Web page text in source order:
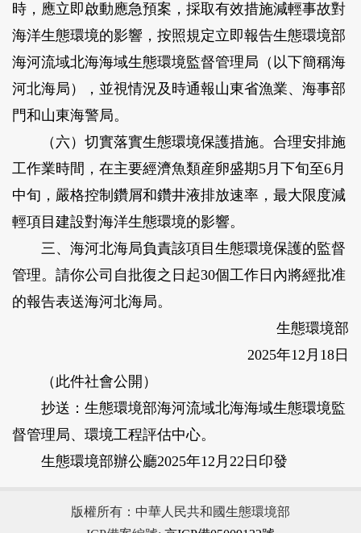
時，應立即啟動應急預案，採取有效措施減輕事故對
海洋生態環境的影響，按照規定立即報告生態環境部
海河流域北海海域生態環境監督管理局（以下簡稱海
河北海局），並視情況及時通報山東省漁業、海事部
門和山東海警局。
（六）切實落實生態環境保護措施。合理安排施
工作業時間，在主要經濟魚類産卵盛期5月下旬至6月
中旬，嚴格控制鑽屑和鑽井液排放速率，最大限度減
輕項目建設對海洋生態環境的影響。
三、海河北海局負責該項目生態環境保護的監督
管理。請你公司自批復之日起30個工作日內將經批准
的報告表送海河北海局。
生態環境部
2025年12月18日
（此件社會公開）
抄送：生態環境部海河流域北海海域生態環境監
督管理局、環境工程評估中心。
生態環境部辦公廳2025年12月22日印發
版權所有：中華人民共和國生態環境部